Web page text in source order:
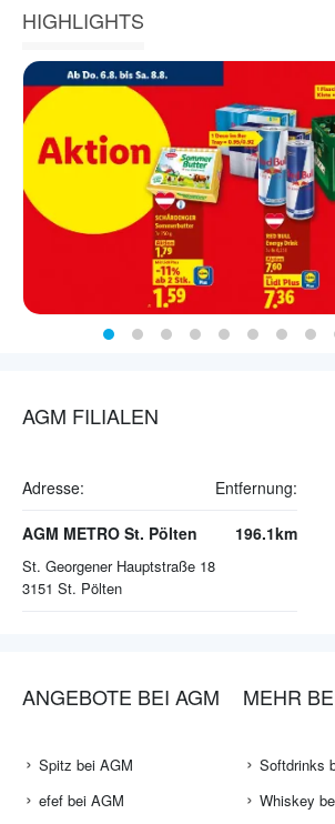
HIGHLIGHTS
AGM FILIALEN
Adresse: Entfernung:
AGM METRO St. Pölten
St. Georgener Hauptstraße 18
3151 St. Pölten
196.1km
ANGEBOTE BEI AGM
Spitz bei AGM
efef bei AGM
MEHR
Softdrinks
Whiskey